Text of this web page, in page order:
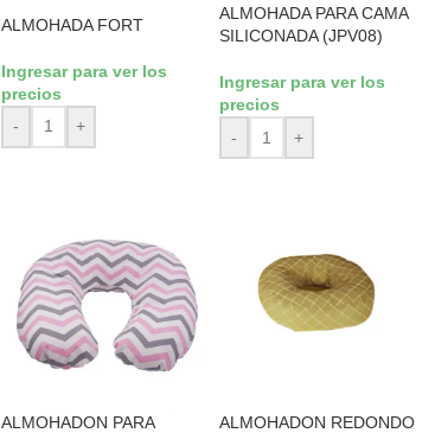
ALMOHADA FORT
Ingresar para ver los
precios
-
+
ALMOHADA PARA CAMA
SILICONADA (JPV08)
Ingresar para ver los
precios
-
+
ALMOHADON PARA
ALMOHADON REDONDO